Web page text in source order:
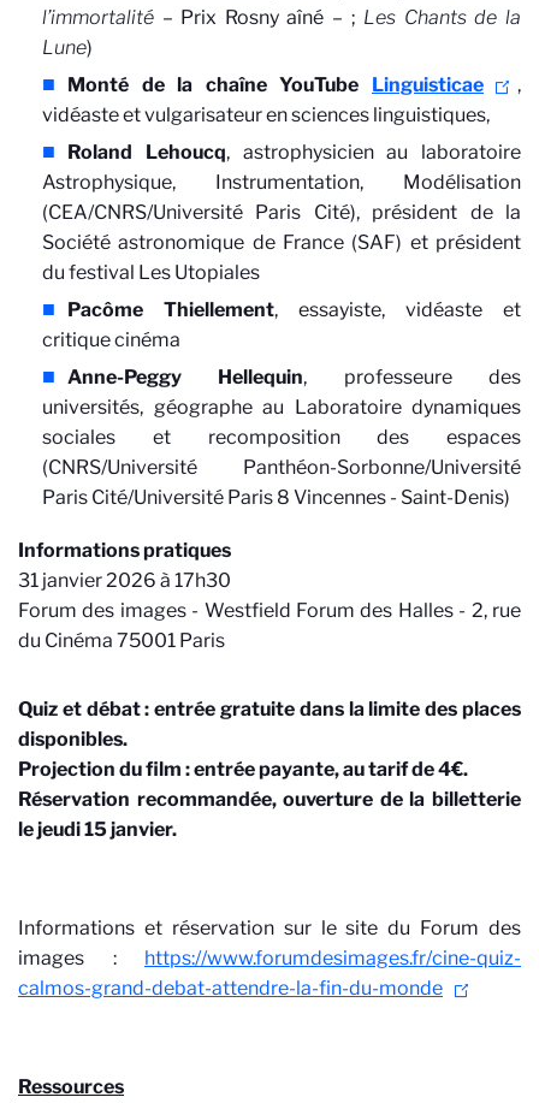
l’immortalité – Prix Rosny aîné – ; Les Chants de la
Lune)
Monté de la chaîne YouTube Linguisticae
,
vidéaste et vulgarisateur en sciences linguistiques,
Roland Lehoucq, astrophysicien au laboratoire
Astrophysique, Instrumentation, Modélisation
(CEA/CNRS/Université Paris Cité), président de la
Société astronomique de France (SAF) et président
du festival Les Utopiales
Pacôme Thiellement, essayiste, vidéaste et
critique cinéma
Anne-Peggy Hellequin, professeure des
universités, géographe au Laboratoire dynamiques
sociales et recomposition des espaces
(CNRS/Université Panthéon-Sorbonne/Université
Paris Cité/Université Paris 8 Vincennes - Saint-Denis)
Informations pratiques
31 janvier 2026 à 17h30
Forum des images - Westfield Forum des Halles - 2, rue
du Cinéma 75001 Paris
Quiz et débat : entrée gratuite dans la limite des places
disponibles.
Projection du film : entrée payante, au tarif de 4€.
Réservation recommandée, ouverture de la billetterie
le jeudi 15 janvier.
Informations et réservation sur le site du Forum des
images : https://www.forumdesimages.fr/cine-quiz-
calmos-grand-debat-attendre-la-fin-du-monde
Ressources